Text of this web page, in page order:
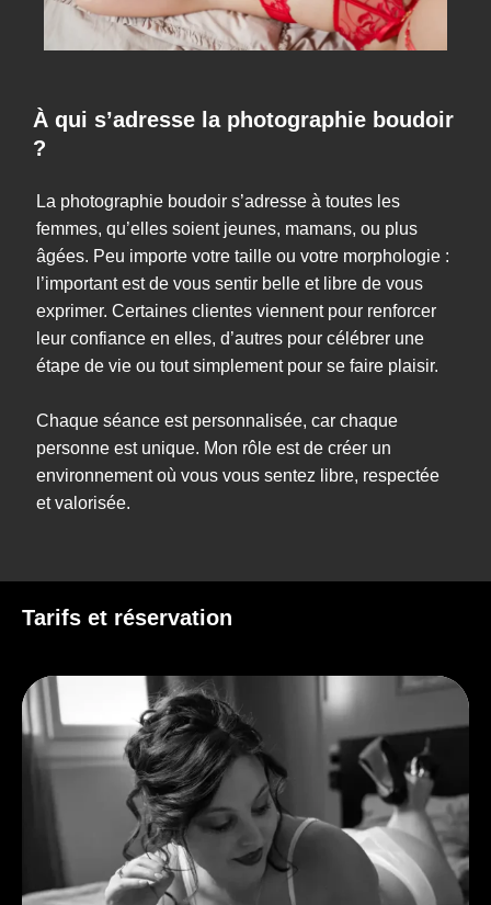
À qui s’adresse la photographie boudoir
?
La photographie boudoir s’adresse à toutes les
femmes, qu’elles soient jeunes, mamans, ou plus
âgées. Peu importe votre taille ou votre morphologie :
l’important est de vous sentir belle et libre de vous
exprimer. Certaines clientes viennent pour renforcer
leur confiance en elles, d’autres pour célébrer une
étape de vie ou tout simplement pour se faire plaisir.
Chaque séance est personnalisée, car chaque
personne est unique. Mon rôle est de créer un
environnement où vous vous sentez libre, respectée
et valorisée.
Tarifs et réservation